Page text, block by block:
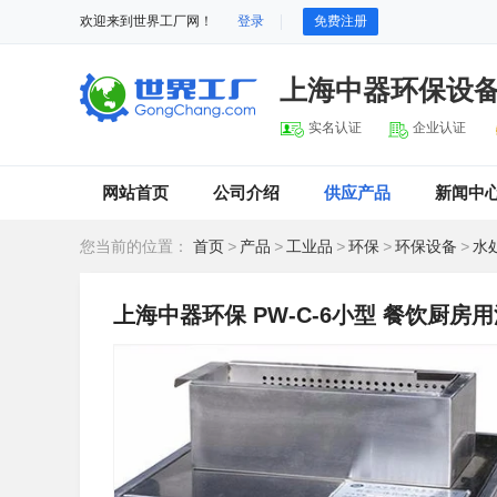
欢迎来到世界工厂网！ 登录 免费注册
上海中器环保设
实名认证 企业认证
网站首页 公司介绍 供应产品 新闻中
您当前的位置： 首页 > 产品 > 工业品 >环保 >环保设备 >水
上海中器环保 PW-C-6小型 餐饮厨房